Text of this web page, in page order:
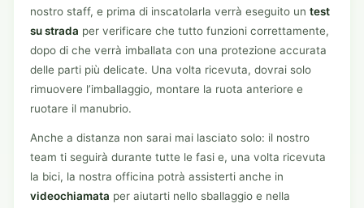
nostro staff, e prima di inscatolarla verrà eseguito un test
su strada per verificare che tutto funzioni correttamente,
dopo di che verrà imballata con una protezione accurata
delle parti più delicate. Una volta ricevuta, dovrai solo
rimuovere l’imballaggio, montare la ruota anteriore e
ruotare il manubrio.
Anche a distanza non sarai mai lasciato solo: il nostro
team ti seguirà durante tutte le fasi e, una volta ricevuta
la bici, la nostra officina potrà assisterti anche in
videochiamata per aiutarti nello sballaggio e nella